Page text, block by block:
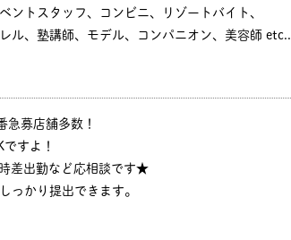
ントスタッフ、コンビニ、リゾートバイト、
ル、塾講師、モデル、コンパニオン、美容師 etc..
募店舗多数！
すよ！
差出勤など応相談です★
っかり提出できます。